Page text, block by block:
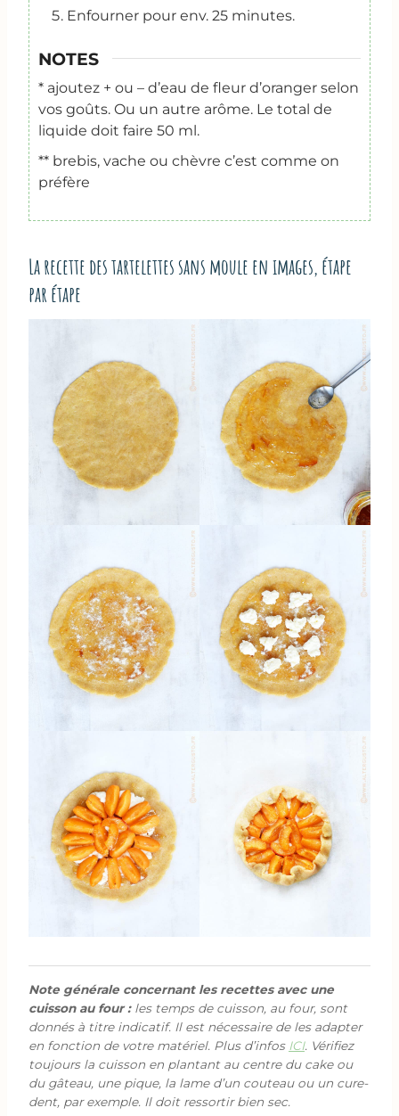
Enfourner pour env. 25 minutes.
NOTES
* ajoutez + ou – d’eau de fleur d’oranger selon
vos goûts. Ou un autre arôme. Le total de
liquide doit faire 50 ml.
** brebis, vache ou chèvre c’est comme on
préfère
La recette des tartelettes sans moule en images, étape
par étape
Note générale concernant les recettes avec une
cuisson au four :les temps de cuisson, au four, sont
donnés à titre indicatif. Il est nécessaire de les adapter
en fonction de votre matériel. Plus d’infos ICI. Vérifiez
toujours la cuisson en plantant au centre du cake ou
du gâteau, une pique, la lame d’un couteau ou un cure-
dent, par exemple. Il doit ressortir bien sec.